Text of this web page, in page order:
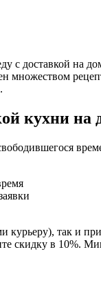
еду с
множеством
кухни на
так и
скидку в 10%.